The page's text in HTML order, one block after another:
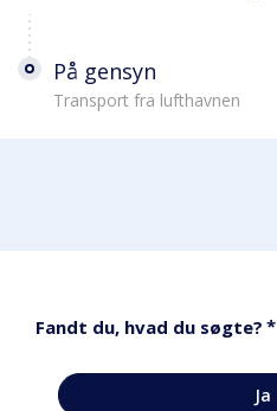
På gensyn
Transport fra lufthavnen
Fandt du, hvad du søgte? *
Ja